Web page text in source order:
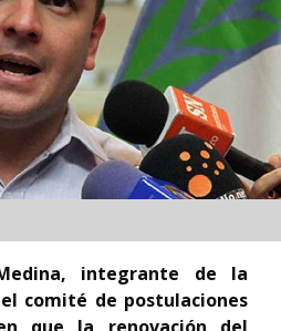
integrante de la
comité de postulaciones